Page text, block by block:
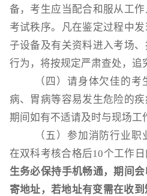
备，考生应当配合和服从工
考试秩序。凡在鉴定过程中
子设备及有关资料进入考场
行为，将按规定严肃查处，追
（四）请身体欠佳的
病、胃病等容易发生危险的
期间如有不适请及时与现场工
（五 ）参加消防行业职
在双科考核合格后10个工作日
生务必保持手机畅通，期间
寄地址，若地址有变需在收到